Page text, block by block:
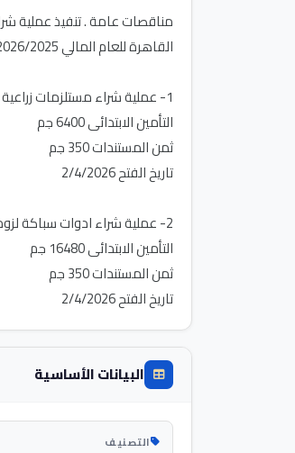
مناقصات عامة . تنفيذ عملية
تاريخ الفتح 2/4/2026
البيانات الأساسية
التصنيف